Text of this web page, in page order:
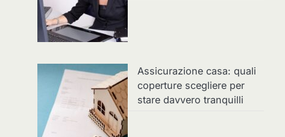
Assicurazione casa: quali
coperture scegliere per
stare davvero tranquilli